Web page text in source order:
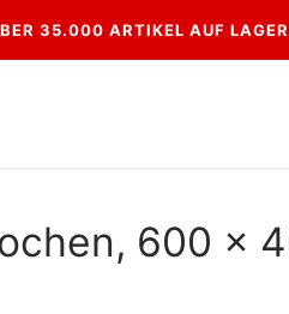
35.000 ARTIKEL AUF
600 x